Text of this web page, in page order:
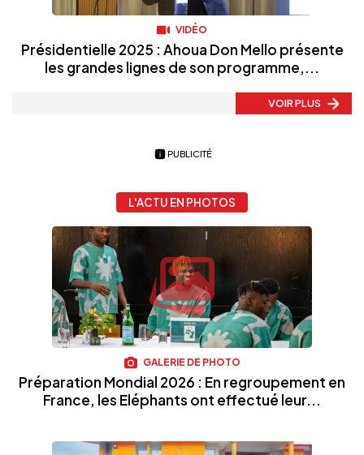
VIDÉO
Présidentielle 2025 : Ahoua Don Mello présente
les grandes lignes de son programme,...
VOIR PLUS
PUBLICITÉ
L'ACTU EN PHOTOS
GALERIE DE PHOTO
Préparation Mondial 2026 : En regroupement en
France, les Eléphants ont effectué leur...